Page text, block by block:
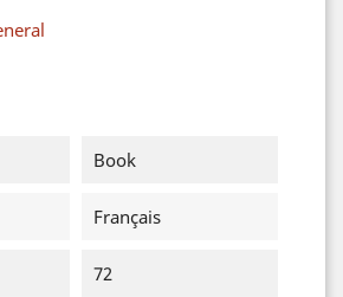
Book
Français
72